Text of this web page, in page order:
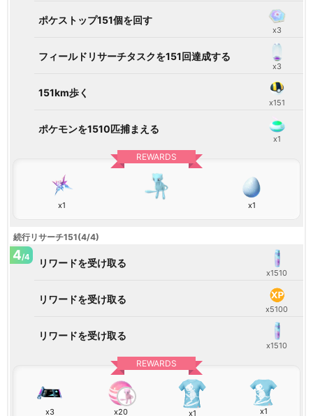
ポケストップ151個を回す
x3
フィールドリサーチタスクを151回達成する
x3
151km歩く
x151
ポケモンを1510匹捕まえる
x1
REWARDS
x1 x1
続行リサーチ151(4/4)
4/4 リワードを受け取る
x1510
リワードを受け取る
x5100
リワードを受け取る
x1510
REWARDS
x3 x20 x1 x1